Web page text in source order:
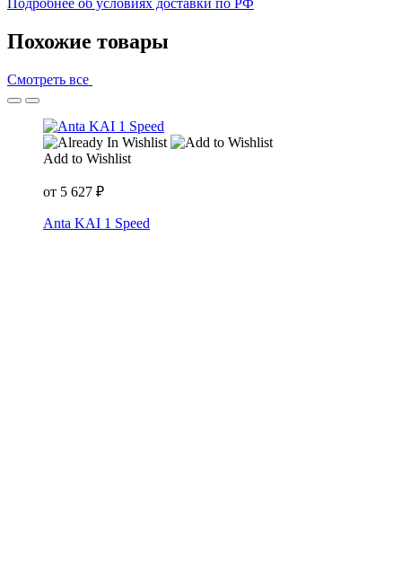
Похожие товары
Смотреть все
Add to Wishlist
от 5 627 ₽
Anta KAI 1 Speed